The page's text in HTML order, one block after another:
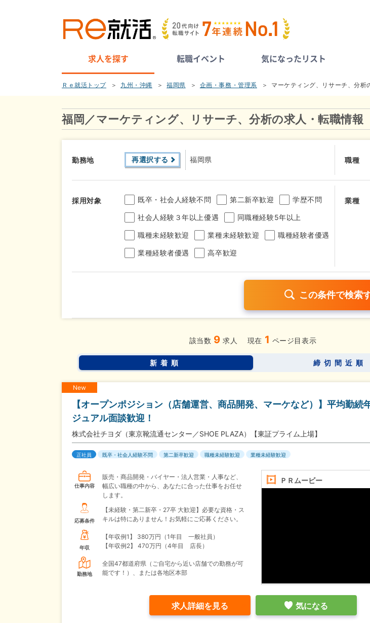
求人を探す 転職イベント 気になったリスト
Ｒｅ就活トップ 九州・沖縄 福岡県 企画・事務・管理系 マーケティング、リサーチ、分析
福岡／マーケティング、リサーチ、分析の求人・転職情報
勤務地 再選択する 福岡県 職種
採用対象 既卒・社会人経験不問 第二新卒歓迎 学歴不問
社会人経験３年以上優遇 同職種経験5年以上
職種未経験歓迎 業種未経験歓迎 職種経験者優遇
業種経験者優遇 高卒歓迎
業種
年間休日120日以上 残業少なめ（1日1時間以
土日面接OK 書類選考なし
該当数 9 求人 現在 1 ページ目表示
新着順 締切間近順
New
【オープンポジション（店舗運営、商品開発、マーケなど）】平均勤
ジュアル面談歓迎！
株式会社チヨダ（東京靴流通センター／SHOE PLAZA）【東証プライム上場】
正社員 既卒・社会人経験不問 第二新卒歓迎 職種未経験歓迎 業種未経験歓迎
ＰＲムービー
仕事内容
販売・商品開発・バイヤー・法人営業・人事など、
幅広い職種の中から、あなたに合った仕事をお任せ
します。
応募条件
【未経験・第二新卒・27卒 大歓迎】必要な資格・ス
キルは特にありません！お気軽にご応募ください。
年収
【年収例1】
380万円（1年目 一般社員）
【年収例2】
470万円（4年目 店長）
勤務地
全国47都道府県（ご自宅から近い店舗での勤務が可
能です！）、または各地区本部
求人詳細を見る 気になる